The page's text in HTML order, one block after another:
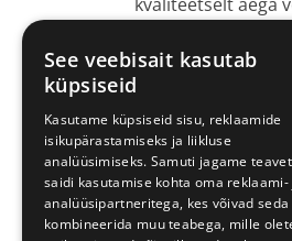
põhitegevusteks
ja Tartus.
Meie poed on
lauamänge,
hobikaupu.
See veebisait kasutab
küpsiseid
Kasutame küpsiseid sisu, reklaamide
isikupärastamiseks ja liikluse
analüüsimiseks. Samuti jagame
saidi kasutamise kohta oma reklaami-
analüüsipartneritega, kes võivad seda
kombineerida muu teabega, mille